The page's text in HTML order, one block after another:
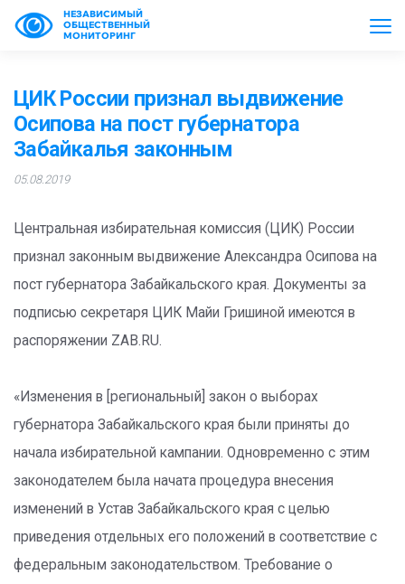
НЕЗАВИСИМЫЙ
ОБЩЕСТВЕННЫЙ
МОНИТОРИНГ
ЦИК России признал выдвижение
Осипова на пост губернатора
Забайкалья законным
05.08.2019
Центральная избирательная комиссия (ЦИК) России
признал законным выдвижение Александра Осипова на
пост губернатора Забайкальского края. Документы за
подписью секретаря ЦИК Майи Гришиной имеются в
распоряжении ZAB.RU.
«Изменения в [региональный] закон о выборах
губернатора Забайкальского края были приняты до
начала избирательной кампании. Одновременно с этим
законодателем была начата процедура внесения
изменений в Устав Забайкальского края с целью
приведения отдельных его положений в соответствие с
федеральным законодательством. Требование о